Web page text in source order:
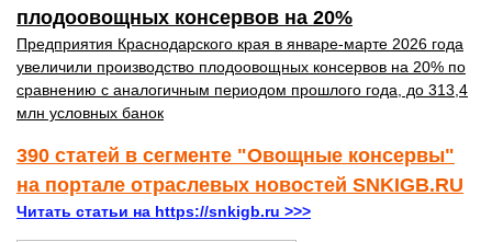
плодоовощных консервов на 20%
Предприятия Краснодарского края в январе-марте 2026 года
увеличили производство плодоовощных консервов на 20% по
сравнению с аналогичным периодом прошлого года, до 313,4
млн условных банок
390 статей в сегменте "Овощные консервы"
на портале отраслевых новостей SNKIGB.RU
Читать статьи на https://snkigb.ru >>>